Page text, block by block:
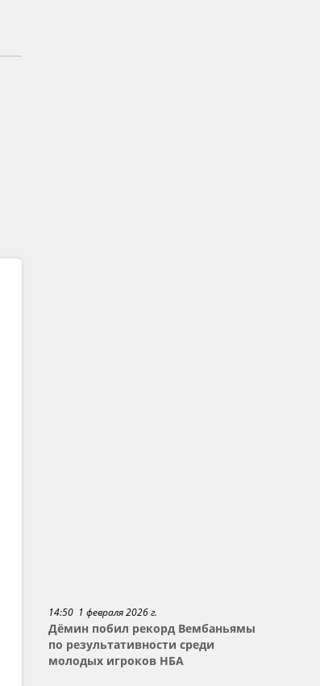
14:50 1 февраля 2026 г.
Дёмин побил рекорд Вембаньямы
по результативности среди
молодых игроков НБА